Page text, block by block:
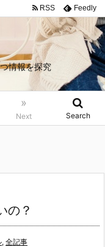
情報を探究
»
Next Search
RSS Feedly
の？
, 全記事